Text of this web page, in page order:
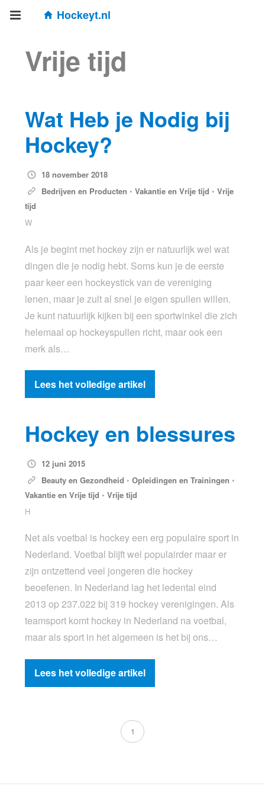
Hockeyt.nl
Vrije tijd
Wat Heb je Nodig bij
Hockey?
18 november 2018
Bedrijven en Producten • Vakantie en Vrije tijd • Vrije
tijd
W
Als je begint met hockey zijn er natuurlijk wel wat
dingen die je nodig hebt. Soms kun je de eerste
paar keer een hockeystick van de vereniging
lenen, maar je zult al snel je eigen spullen willen.
Je kunt natuurlijk kijken bij een sportwinkel die zich
helemaal op hockeyspullen richt, maar ook een
merk als…
Lees het volledige artikel
Hockey en blessures
12 juni 2015
Beauty en Gezondheid • Opleidingen en Trainingen •
Vakantie en Vrije tijd •Vrije tijd
H
Net als voetbal is hockey een erg populaire sport in
Nederland. Voetbal blijft wel populairder maar er
zijn ontzettend veel jongeren die hockey
beoefenen. In Nederland lag het ledental eind
2013 op 237.022 bij 319 hockey verenigingen. Als
teamsport komt hockey in Nederland na voetbal,
maar als sport in het algemeen is het bij ons…
Lees het volledige artikel
1